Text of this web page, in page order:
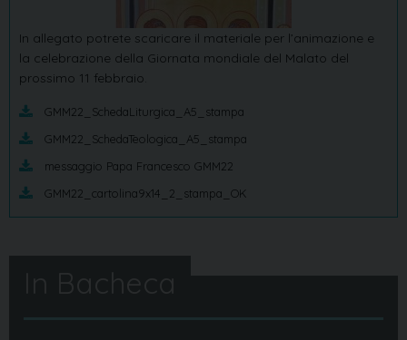
In allegato potrete scaricare il materiale per l’animazione e
la celebrazione della Giornata mondiale del Malato del
prossimo 11 febbraio.
GMM22_SchedaLiturgica_A5_stampa
GMM22_SchedaTeologica_A5_stampa
messaggio Papa Francesco GMM22
GMM22_cartolina9x14_2_stampa_OK